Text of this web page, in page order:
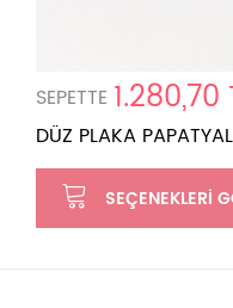
SEPETTE 1.280,70
DÜZ PLAKA
SEÇENEKLERI